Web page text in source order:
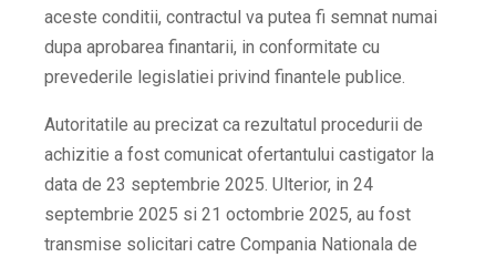
aceste conditii, contractul va putea fi semnat numai
dupa aprobarea finantarii, in conformitate cu
prevederile legislatiei privind finantele publice.
Autoritatile au precizat ca rezultatul procedurii de
achizitie a fost comunicat ofertantului castigator la
data de 23 septembrie 2025. Ulterior, in 24
septembrie 2025 si 21 octombrie 2025, au fost
transmise solicitari catre Compania Nationala de